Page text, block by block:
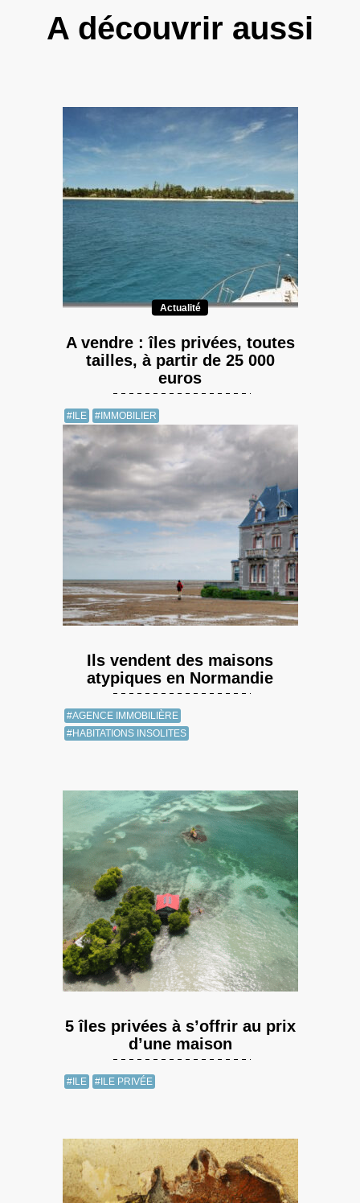
A découvrir aussi
Actualité
A vendre : îles privées, toutes
tailles, à partir de 25 000
euros
#ILE #IMMOBILIER
Ils vendent des maisons
atypiques en Normandie
#AGENCE IMMOBILIÈRE
#HABITATIONS INSOLITES
5 îles privées à s’offrir au prix
d’une maison
#ILE #ILE PRIVÉE